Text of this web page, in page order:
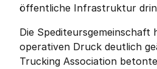
öffentliche Infrastruktur
Die Spediteursgemeinschaft
operativen Druck deutlich
Trucking Association